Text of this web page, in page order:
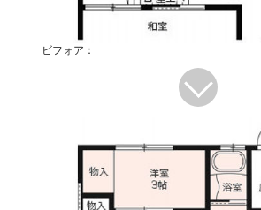
ビフォア：